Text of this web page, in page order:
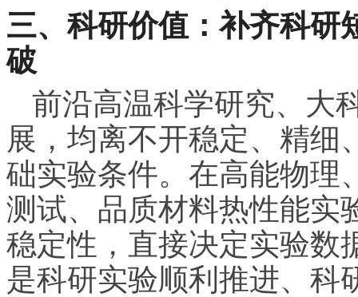
三、科研价值：补齐科研
破
前沿高温科学研究、大
展，均离不开稳定、精细
础实验条件。在高能物理
测试、品质材料热性能实
稳定性，直接决定实验数
是科研实验顺利推进、科